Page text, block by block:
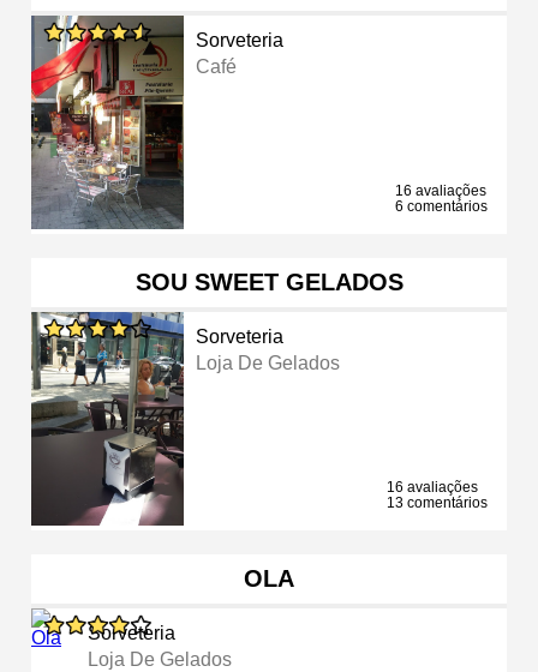
Sorveteria
Café
16 avaliações
6 comentários
SOU SWEET GELADOS
Sorveteria
Loja De Gelados
16 avaliações
13 comentários
OLA
Sorveteria
Loja De Gelados